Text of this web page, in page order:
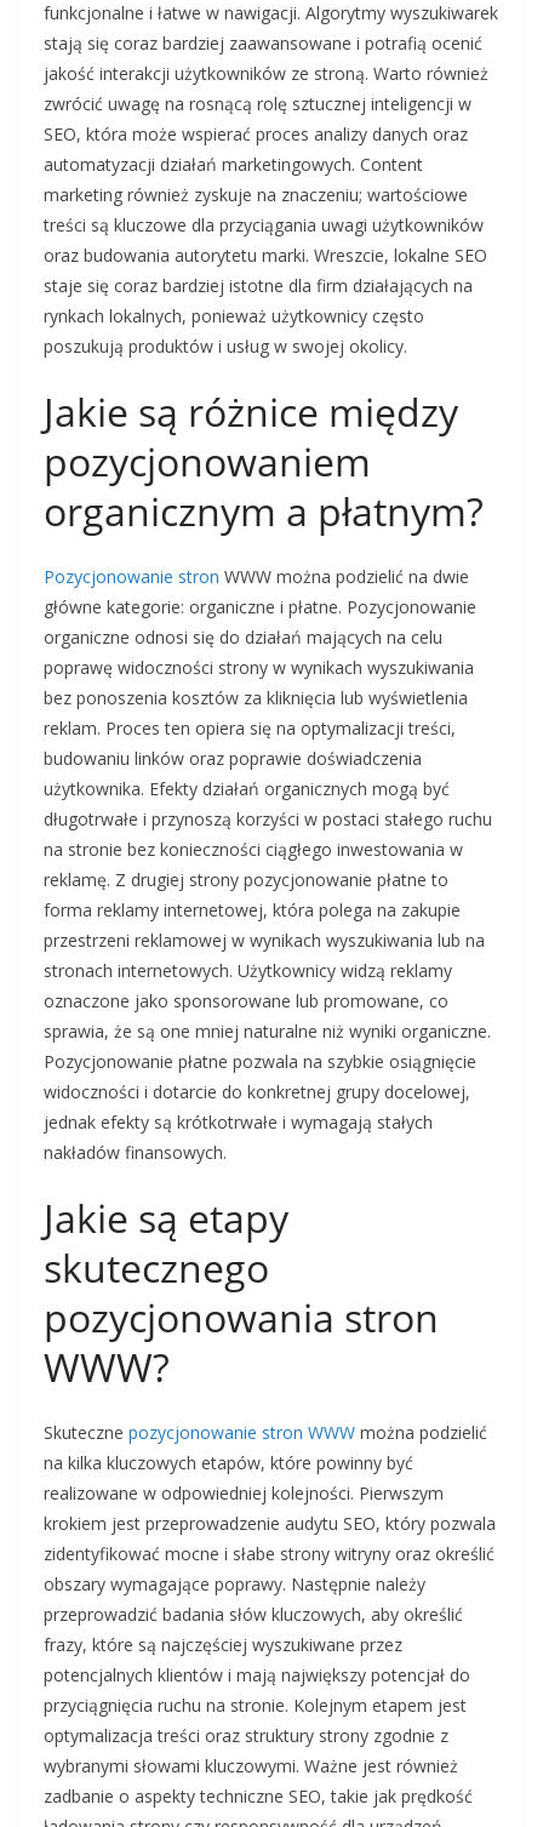
funkcjonalne i łatwe w nawigacji. Algorytmy wyszukiwarek
stają się coraz bardziej zaawansowane i potrafią ocenić
jakość interakcji użytkowników ze stroną. Warto również
zwrócić uwagę na rosnącą rolę sztucznej inteligencji w
SEO, która może wspierać proces analizy danych oraz
automatyzacji działań marketingowych. Content
marketing również zyskuje na znaczeniu; wartościowe
treści są kluczowe dla przyciągania uwagi użytkowników
oraz budowania autorytetu marki. Wreszcie, lokalne SEO
staje się coraz bardziej istotne dla firm działających na
rynkach lokalnych, ponieważ użytkownicy często
poszukują produktów i usług w swojej okolicy.
Jakie są różnice między
pozycjonowaniem
organicznym a płatnym?
Pozycjonowanie stron WWW można podzielić na dwie
główne kategorie: organiczne i płatne. Pozycjonowanie
organiczne odnosi się do działań mających na celu
poprawę widoczności strony w wynikach wyszukiwania
bez ponoszenia kosztów za kliknięcia lub wyświetlenia
reklam. Proces ten opiera się na optymalizacji treści,
budowaniu linków oraz poprawie doświadczenia
użytkownika. Efekty działań organicznych mogą być
długotrwałe i przynoszą korzyści w postaci stałego ruchu
na stronie bez konieczności ciągłego inwestowania w
reklamę. Z drugiej strony pozycjonowanie płatne to
forma reklamy internetowej, która polega na zakupie
przestrzeni reklamowej w wynikach wyszukiwania lub na
stronach internetowych. Użytkownicy widzą reklamy
oznaczone jako sponsorowane lub promowane, co
sprawia, że są one mniej naturalne niż wyniki organiczne.
Pozycjonowanie płatne pozwala na szybkie osiągnięcie
widoczności i dotarcie do konkretnej grupy docelowej,
jednak efekty są krótkotrwałe i wymagają stałych
nakładów finansowych.
Jakie są etapy
skutecznego
pozycjonowania stron
WWW?
Skuteczne pozycjonowanie stron WWW można podzielić
na kilka kluczowych etapów, które powinny być
realizowane w odpowiedniej kolejności. Pierwszym
krokiem jest przeprowadzenie audytu SEO, który pozwala
zidentyfikować mocne i słabe strony witryny oraz określić
obszary wymagające poprawy. Następnie należy
przeprowadzić badania słów kluczowych, aby określić
frazy, które są najczęściej wyszukiwane przez
potencjalnych klientów i mają największy potencjał do
przyciągnięcia ruchu na stronie. Kolejnym etapem jest
optymalizacja treści oraz struktury strony zgodnie z
wybranymi słowami kluczowymi. Ważne jest również
zadbanie o aspekty techniczne SEO, takie jak prędkość